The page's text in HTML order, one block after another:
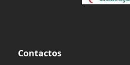
Contactos